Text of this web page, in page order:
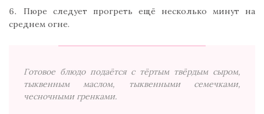
Пюре следует прогреть ещё несколько минут на
среднем огне.
Готовое блюдо подаётся с тёртым твёрдым сыром,
тыквенным маслом, тыквенными семечками,
чесночными гренками.